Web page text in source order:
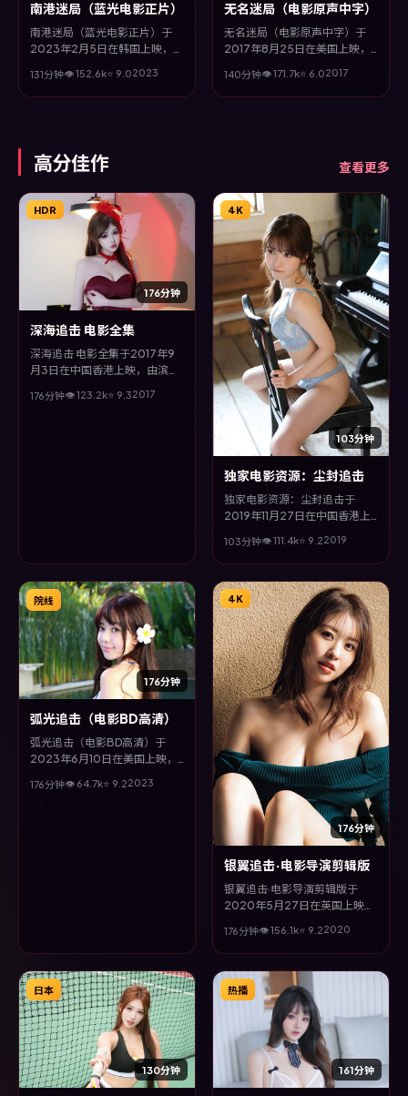
南港迷局（蓝光电影正片）
南港迷局（蓝光电影正片）于
2023年2月5日在韩国上映，由
俐、王景春等主演。全片以传记
类型为主线，多条叙事线交织收
131分钟👁152.6k⭐ 9.02023
无名迷局（电影原声中字）
无名迷局（电影原声中字）于
2017年8月25日在美国上映，
昊、沈腾等主演。全片以奇幻类
型为主线，视听语言大胆实验，
140分钟👁171.7k⭐ 6.02017
高分佳作 查看更多
176分钟
HDR
深海追击 电影全集
深海追击 电影全集于2017年9
月3日在中国香港上映，由滨口
奕宏、松坂桃李等主演。全片以
176分钟👁123.2k⭐ 9.32017
103分钟
4K
独家电影资源：尘封追击
独家电影资源：尘封追击于
2019年11月27日在中国香港上
宇、周迅、孔刘等主演。全片以
犯罪类型为主线，多条叙事线交
织收束，悬念与情感并重，适合
喜欢强情节的观众。
103分钟👁111.4k⭐ 9.22019
176分钟
院线
弧光追击（电影BD高清）
弧光追击（电影BD高清）于
2023年6月10日在美国上映，
妍、安藤樱、邱泽等主演。全片
176分钟👁 64.7k⭐ 9.22023
176分钟
4K
银翼追击·电影导演剪辑版
银翼追击·电影导演剪辑版于
2020年5月27日在英国上映，
赵丽颖等主演。全片以喜剧类型
为主线，在时代洪流与个体抉择
之间，故事层层推进，节奏紧凑
而不失细腻。
176分钟👁156.1k⭐ 9.22020
130分钟
日本
161分钟
热播